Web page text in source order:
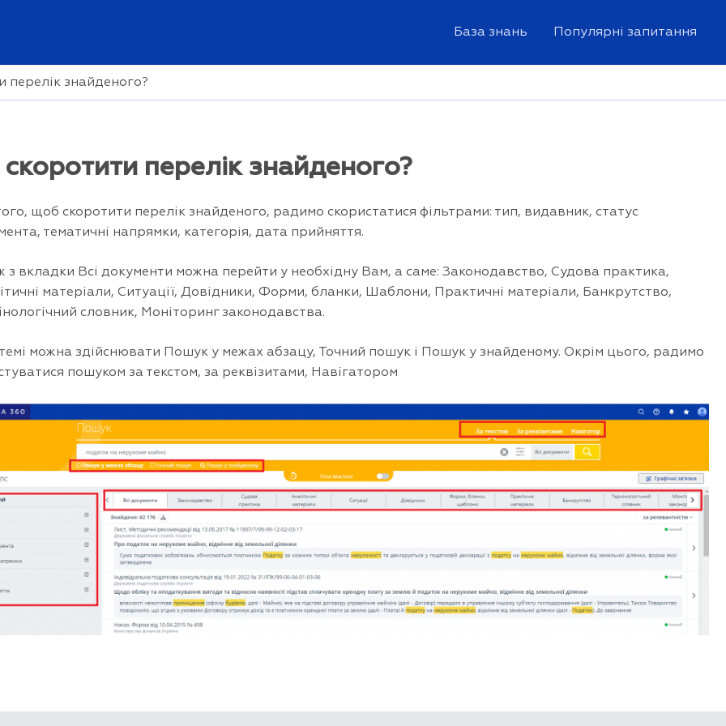
База знань Популярні запитання
перелік знайденого?
перелік знайденого?
щоб скоротити перелік знайденого, радимо скористатися фільтрами: тип, видавник, статус
тематичні напрямки, категорія, дата прийняття.
з вкладки Всі документи можна перейти у необхідну Вам, а саме: Законодавство, Судова практика,
матеріали, Ситуації, Довідники, Форми, бланки, Шаблони, Практичні матеріали, Банкрутство,
словник, Моніторинг законодавства.
можна здійснювати Пошук у межах абзацу, Точний пошук і Пошук у знайденому. Окрім цього, радимо
пошуком за текстом, за реквізитами, Навігатором